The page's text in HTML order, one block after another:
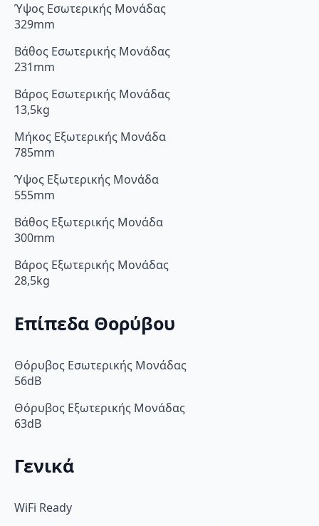
Ύψος Εσωτερικής Μονάδας
329mm
Βάθος Εσωτερικής Μονάδας
231mm
Βάρος Εσωτερικής Μονάδας
13,5kg
Μήκος Εξωτερικής Μονάδα
785mm
Ύψος Εξωτερικής Μονάδα
555mm
Βάθος Εξωτερικής Μονάδα
300mm
Βάρος Εξωτερικής Μονάδας
28,5kg
Επίπεδα Θορύβου
Θόρυβος Εσωτερικής Μονάδας
56dB
Θόρυβος Εξωτερικής Μονάδας
63dB
Γενικά
WiFi Ready